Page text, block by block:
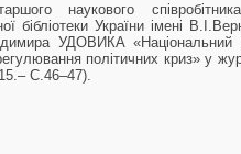
наукового
бібліотеки України імені
УДОВИКА «Національний
політичних криз» у
С.46–47).